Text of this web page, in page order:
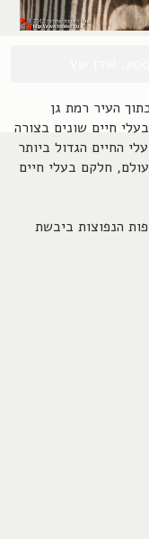
על כ-1,000 דונמים בתוך העיר רמת גן
חיים שונים בצורה
החיים הגדול ביותר
חיים מכל העולם, חלקם בעלי חיים
הנפוצות ביבשת